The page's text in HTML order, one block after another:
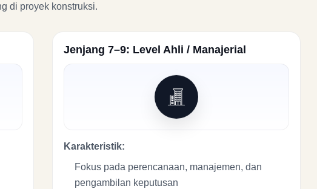
di proyek konstruksi.
Jenjang 7–9: Level Ahli / Manajerial
Karakteristik:
Fokus pada perencanaan, manajemen, dan
pengambilan keputusan